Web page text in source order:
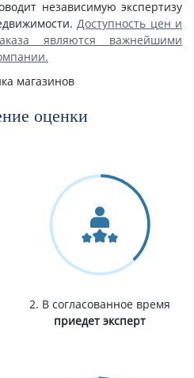
независимую экспертизу
Доступность цен и
являются важнейшими
оценки
2. В согласованное время
приедет эксперт